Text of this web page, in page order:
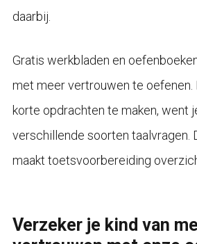
daarbij.
Gratis werkbladen en
met meer vertrouwen te oefenen.
korte opdrachten te maken, went
verschillende soorten taalvragen.
maakt toetsvoorbereiding
Verzeker je kind van